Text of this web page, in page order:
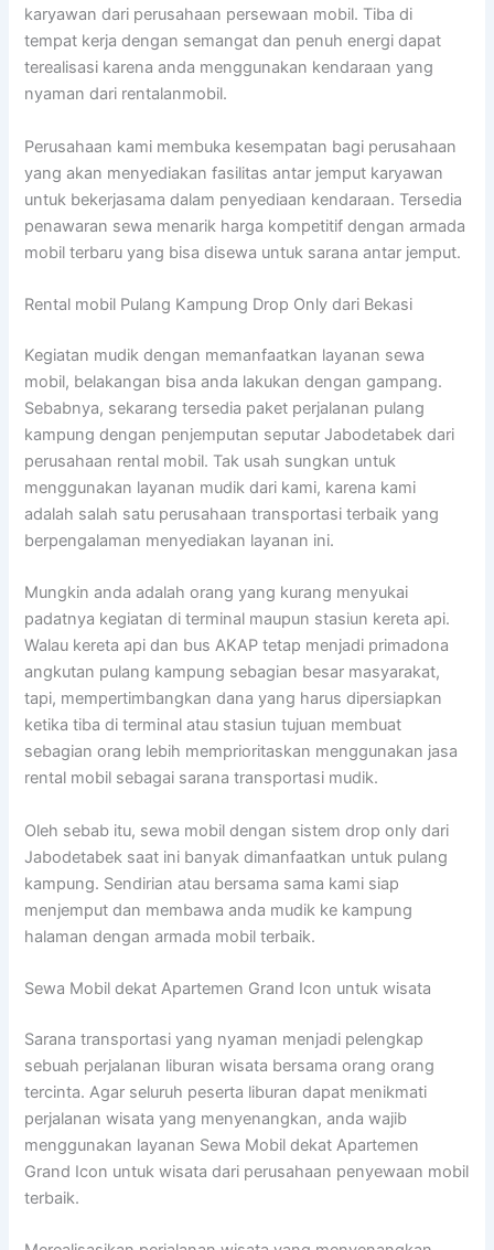
karyawan dari perusahaan persewaan mobil. Tiba di
tempat kerja dengan semangat dan penuh energi dapat
terealisasi karena anda menggunakan kendaraan yang
nyaman dari rentalanmobil.
Perusahaan kami membuka kesempatan bagi perusahaan
yang akan menyediakan fasilitas antar jemput karyawan
untuk bekerjasama dalam penyediaan kendaraan. Tersedia
penawaran sewa menarik harga kompetitif dengan armada
mobil terbaru yang bisa disewa untuk sarana antar jemput.
Rental mobil Pulang Kampung Drop Only dari Bekasi
Kegiatan mudik dengan memanfaatkan layanan sewa
mobil, belakangan bisa anda lakukan dengan gampang.
Sebabnya, sekarang tersedia paket perjalanan pulang
kampung dengan penjemputan seputar Jabodetabek dari
perusahaan rental mobil. Tak usah sungkan untuk
menggunakan layanan mudik dari kami, karena kami
adalah salah satu perusahaan transportasi terbaik yang
berpengalaman menyediakan layanan ini.
Mungkin anda adalah orang yang kurang menyukai
padatnya kegiatan di terminal maupun stasiun kereta api.
Walau kereta api dan bus AKAP tetap menjadi primadona
angkutan pulang kampung sebagian besar masyarakat,
tapi, mempertimbangkan dana yang harus dipersiapkan
ketika tiba di terminal atau stasiun tujuan membuat
sebagian orang lebih memprioritaskan menggunakan jasa
rental mobil sebagai sarana transportasi mudik.
Oleh sebab itu, sewa mobil dengan sistem drop only dari
Jabodetabek saat ini banyak dimanfaatkan untuk pulang
kampung. Sendirian atau bersama sama kami siap
menjemput dan membawa anda mudik ke kampung
halaman dengan armada mobil terbaik.
Sewa Mobil dekat Apartemen Grand Icon untuk wisata
Sarana transportasi yang nyaman menjadi pelengkap
sebuah perjalanan liburan wisata bersama orang orang
tercinta. Agar seluruh peserta liburan dapat menikmati
perjalanan wisata yang menyenangkan, anda wajib
menggunakan layanan Sewa Mobil dekat Apartemen
Grand Icon untuk wisata dari perusahaan penyewaan mobil
terbaik.